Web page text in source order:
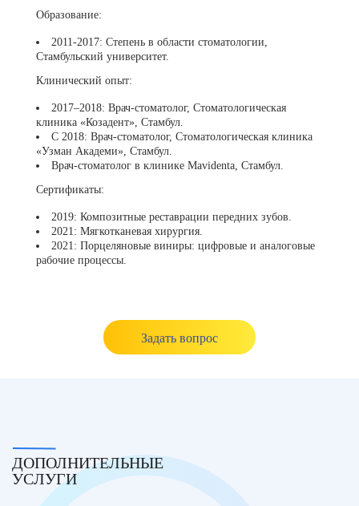
Образование:
2011-2017: Степень в области стоматологии,
Стамбульский университет.
Клинический опыт:
2017–2018: Врач-стоматолог, Стоматологическая
клиника «Козадент», Стамбул.
С 2018: Врач-стоматолог, Стоматологическая клиника
«Узман Академи», Стамбул.
Врач-стоматолог в клинике Mavidenta, Стамбул.
Сертификаты:
2019: Композитные реставрации передних зубов.
2021: Мягкотканевая хирургия.
2021: Порцеляновые виниры: цифровые и аналоговые
рабочие процессы.
Задать вопрос
ДОПОЛНИТЕЛЬНЫЕ
УСЛУГИ